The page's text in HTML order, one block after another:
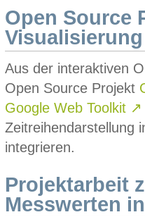
Open Source
Visualisierung
Aus der interaktiven
Open Source Projekt
Google Web Toolkit ↗
Zeitreihendarstellung
integrieren.
Projektarbeit
Messwerten